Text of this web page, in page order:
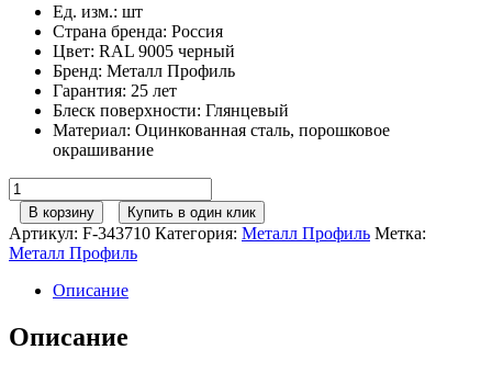
Ед. изм.: шт
Страна бренда: Россия
Цвет: RAL 9005 черный
Бренд: Металл Профиль
Гарантия: 25 лет
Блеск поверхности: Глянцевый
Материал: Оцинкованная сталь, порошковое
окрашивание
Количество
товара
Металл
Профиль
Лестница
кровельная
стеновая
МП
дл.
В корзину Купить в один клик
Артикул: F-343710 Категория: Металл Профиль Метка:
Металл Профиль
Описание
Описание